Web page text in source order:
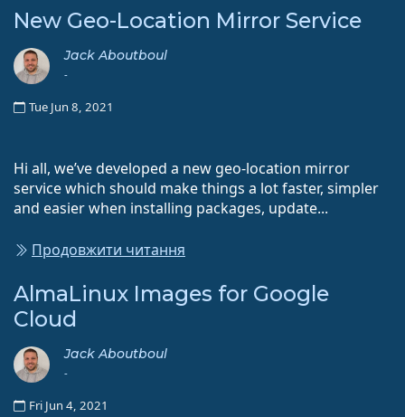
New Geo-Location Mirror Service
Jack Aboutboul
-
Tue Jun 8, 2021
Hi all, we’ve developed a new geo-location mirror
service which should make things a lot faster, simpler
and easier when installing packages, update...
Продовжити читання
AlmaLinux Images for Google
Cloud
Jack Aboutboul
-
Fri Jun 4, 2021